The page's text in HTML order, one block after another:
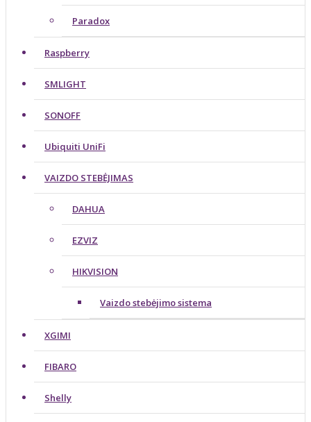
Paradox
Raspberry
SMLIGHT
SONOFF
Ubiquiti UniFi
VAIZDO STEBĖJIMAS
DAHUA
EZVIZ
HIKVISION
Vaizdo stebėjimo sistema
XGIMI
FIBARO
Shelly